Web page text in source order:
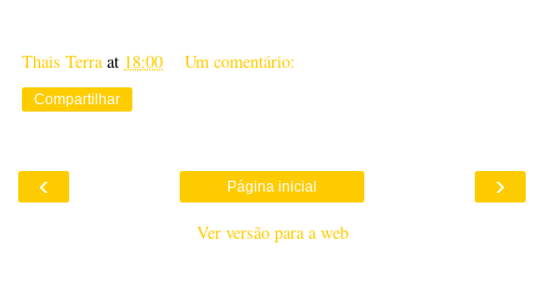
Thais Terra at 18:00 Um comentário:
Compartilhar
‹ ›
Página inicial
Ver versão para a web